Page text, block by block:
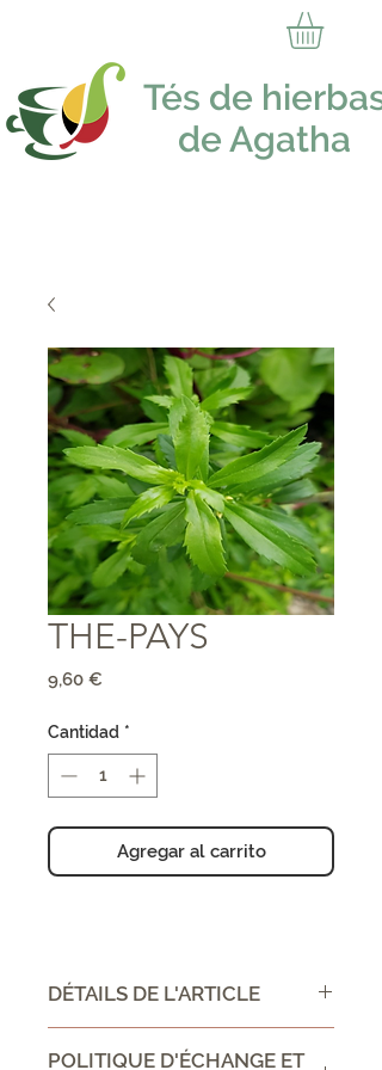
Tés de hierbas
de Agatha
THE-PAYS
9,60 €
Cantidad *
Agregar al carrito
DÉTAILS DE L'ARTICLE
POLITIQUE D'ÉCHANGE ET